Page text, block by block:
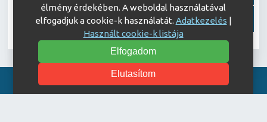
AJÁNDÉKOZÁSI OKIRATOK
élmény érdekében. A weboldal használatával
elfogadjuk a cookie-k használatát. Adatkezelés |
Használt cookie-k listája
Elfogadom
Elutasítom